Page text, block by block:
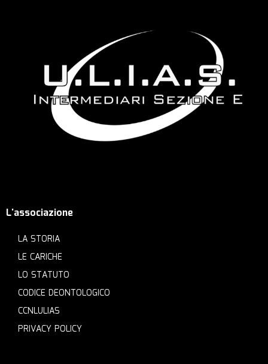
L'associazione
LA STORIA
LE CARICHE
LO STATUTO
CODICE DEONTOLOGICO
CCNLULIAS
PRIVACY POLICY